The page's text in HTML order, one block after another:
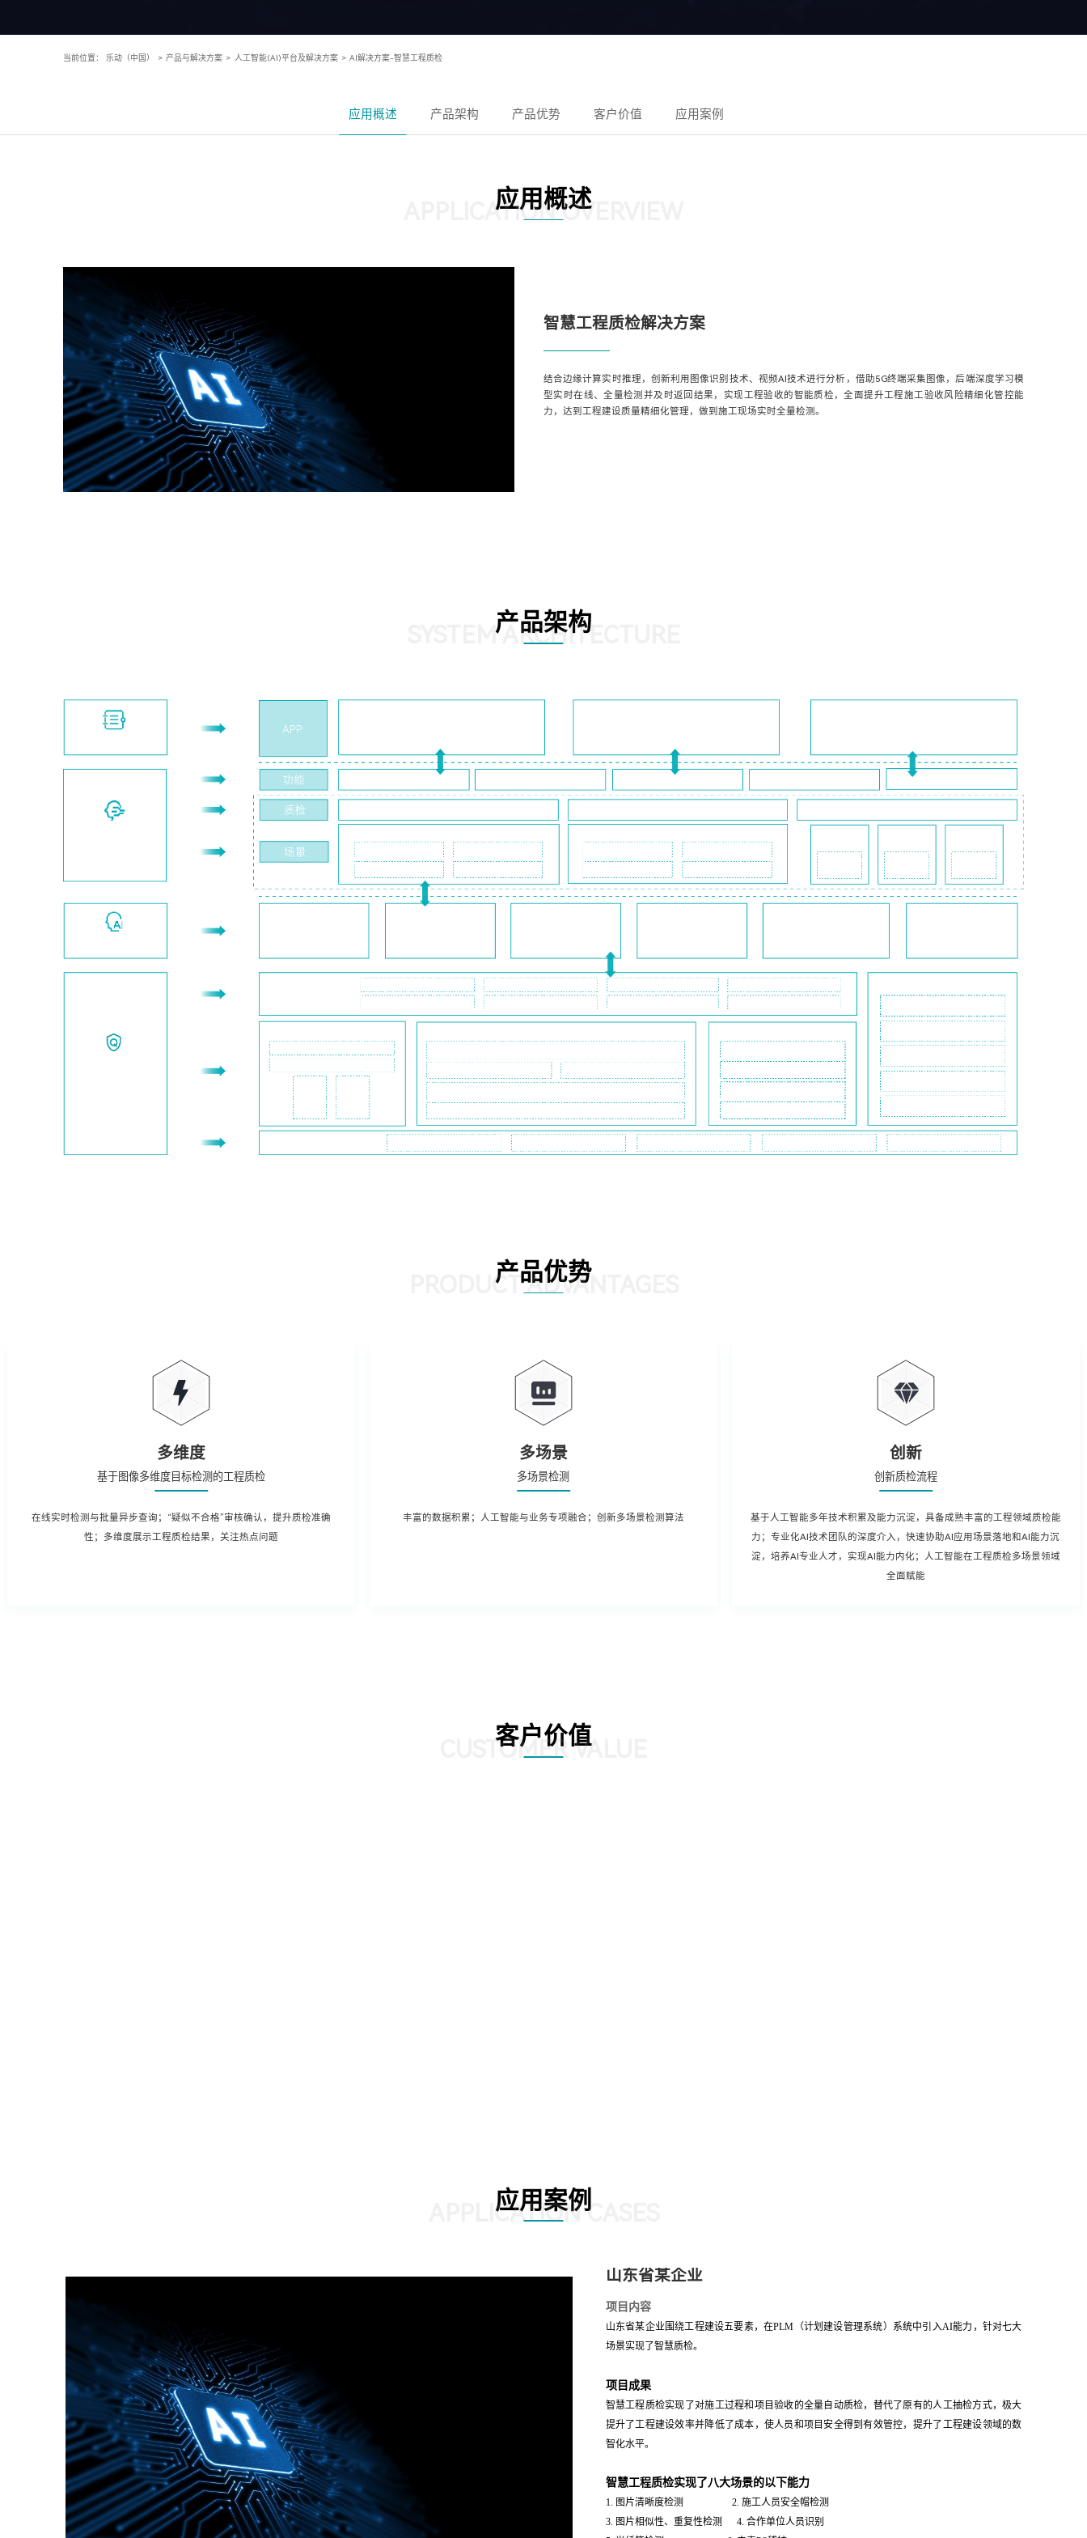
当前位置： 乐动（中国） > 产品与解决方案 > 人工智能(AI)平台及解决方案 > AI解决方案-智慧工程质检
应用概述 产品架构 产品优势 客户价值 应用案例
应用概述
APPLICATION OVERVIEW
智慧工程质检解决方案
结合边缘计算实时推理，创新利用图像识别技术、视频AI技术进行分析，借助5G终端采集图像，后端深度学习模
型实时在线、全量检测并及时返回结果，实现工程验收的智能质检，全面提升工程施工验收风险精细化管控能
力，达到工程建设质量精细化管理，做到施工现场实时全量检测。
产品架构
SYSTEM ARCHITECTURE
产品优势
PRODUCT ADVANTAGES
多维度
基于图像多维度目标检测的工程质检
在线实时检测与批量异步查询；“疑似不合格”审核确认，提升质检准确
性；多维度展示工程质检结果，关注热点问题
多场景
多场景检测
丰富的数据积累；人工智能与业务专项融合；创新多场景检测算法
创新
创新质检流程
基于人工智能多年技术积累及能力沉淀，具备成熟丰富的工程领域质检能
力；专业化AI技术团队的深度介入，快速协助AI应用场景落地和AI能力沉
淀，培养AI专业人才，实现AI能力内化；人工智能在工程质检多场景领域
全面赋能
客户价值
CUSTOMER VALUE
应用案例
APPLICATION CASES
山东省某企业
项目内容
山东省某企业围绕工程建设五要素，在PLM（计划建设管理系统）系统中引入AI能力，针对七大
场景实现了智慧质检。
项目成果
智慧工程质检实现了对施工过程和项目验收的全量自动质检，替代了原有的人工抽检方式，极大
提升了工程建设效率并降低了成本，使人员和项目安全得到有效管控，提升了工程建设领域的数
智化水平。
智慧工程质检实现了八大场景的以下能力
1. 图片清晰度检测 2. 施工人员安全帽检测
3. 图片相似性、重复性检测 4. 合作单位人员识别